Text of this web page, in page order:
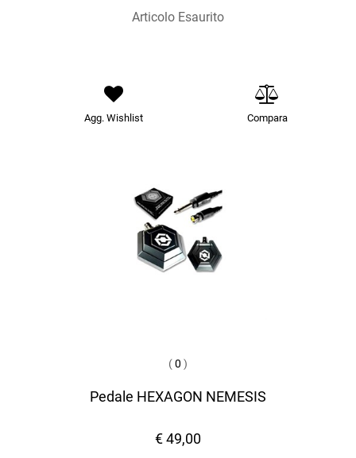
Articolo Esaurito
Agg. Wishlist Compara
(0 )
Pedale HEXAGON NEMESIS
€ 49,00